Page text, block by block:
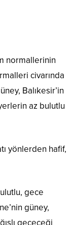
normallerinin
civarında
Balıkesir’in
az bulutlu
yönlerden hafif,
gece
güney,
geçeceği